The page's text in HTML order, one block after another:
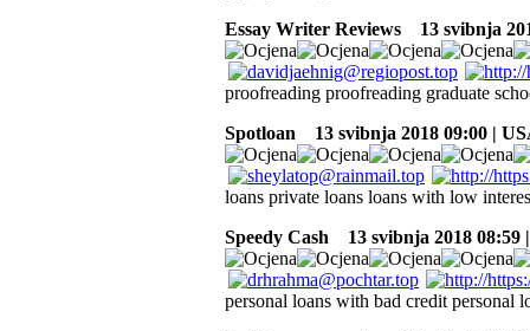
Essay Writer Reviews
13 svibnja
proofreading proofreading graduate
Spotloan
13 svibnja 2018 09:00 |
loans private loans loans with low
Speedy Cash
13 svibnja 2018 08:59
personal loans with bad credit personal